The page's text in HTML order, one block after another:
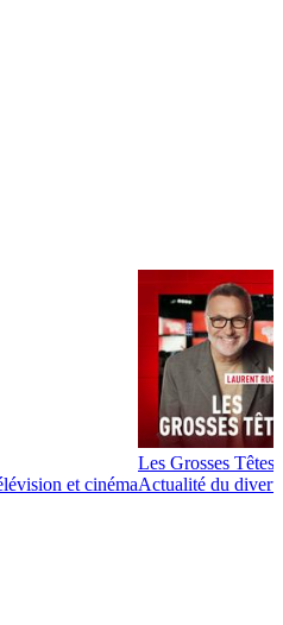
et cinéma
Les Grosses Têtes
Actualité du